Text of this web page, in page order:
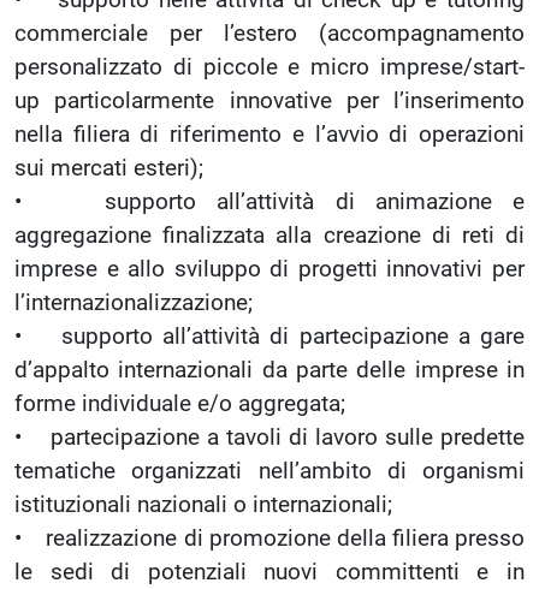
commerciale per l’estero (accompagnamento
personalizzato di piccole e micro imprese/start-
up particolarmente innovative per l’inserimento
nella filiera di riferimento e l’avvio di operazioni
sui mercati esteri);
• supporto all’attività di animazione e
aggregazione finalizzata alla creazione di reti di
imprese e allo sviluppo di progetti innovativi per
l’internazionalizzazione;
• supporto all’attività di partecipazione a gare
d’appalto internazionali da parte delle imprese in
forme individuale e/o aggregata;
• partecipazione a tavoli di lavoro sulle predette
tematiche organizzati nell’ambito di organismi
istituzionali nazionali o internazionali;
• realizzazione di promozione della filiera presso
le sedi di potenziali nuovi committenti e in